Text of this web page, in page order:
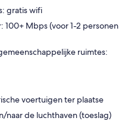
gratis wifi
100+ Mbps (voor 1-2 personen
ruimtes:
voertuigen ter plaatse
naar de luchthaven (toeslag)